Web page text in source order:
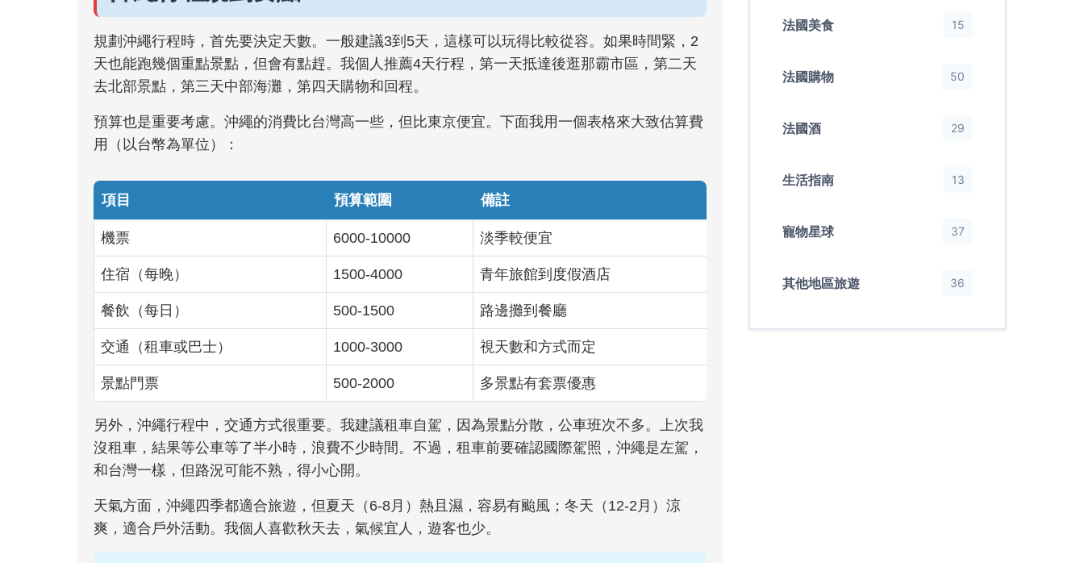
規劃沖繩行程時，首先要決定天數。一般建議3到5天，這樣可以玩得比較從容。如果時間緊，2
天也能跑幾個重點景點，但會有點趕。我個人推薦4天行程，第一天抵達後逛那霸市區，第二天
去北部景點，第三天中部海灘，第四天購物和回程。
預算也是重要考慮。沖繩的消費比台灣高一些，但比東京便宜。下面我用一個表格來大致估算費
用（以台幣為單位）：
項目 預算範圍 備註
機票 6000-10000 淡季較便宜
住宿（每晚） 1500-4000 青年旅館到度假酒店
餐飲（每日） 500-1500 路邊攤到餐廳
交通（租車或巴士） 1000-3000 視天數和方式而定
景點門票 500-2000 多景點有套票優惠
另外，沖繩行程中，交通方式很重要。我建議租車自駕，因為景點分散，公車班次不多。上次我
沒租車，結果等公車等了半小時，浪費不少時間。不過，租車前要確認國際駕照，沖繩是左駕，
和台灣一樣，但路況可能不熟，得小心開。
天氣方面，沖繩四季都適合旅遊，但夏天（6-8月）熱且濕，容易有颱風；冬天（12-2月）涼
爽，適合戶外活動。我個人喜歡秋天去，氣候宜人，遊客也少。
法國美食 15
法國購物 50
法國酒 29
生活指南 13
寵物星球 37
其他地區旅遊 36